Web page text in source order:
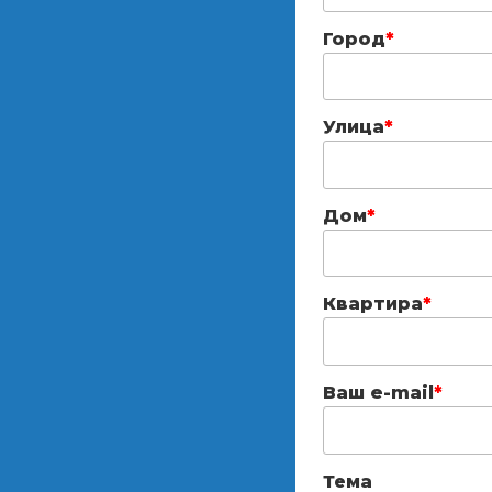
Город*
Улица*
Дом*
Квартира*
Ваш e-mail*
Тема